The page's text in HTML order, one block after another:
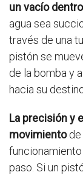
un vacío
agua sea
través de una
pistón se
de la bomba y
hacia su
La precisión y
movimientode
paso. Si un